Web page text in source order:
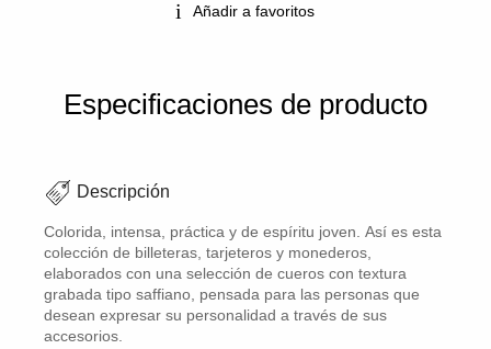
Añadir a favoritos
Especificaciones de producto
Descripción
Colorida, intensa, práctica y de espíritu joven. Así es esta
colección de billeteras, tarjeteros y monederos,
elaborados con una selección de cueros con textura
grabada tipo saffiano, pensada para las personas que
desean expresar su personalidad a través de sus
accesorios.